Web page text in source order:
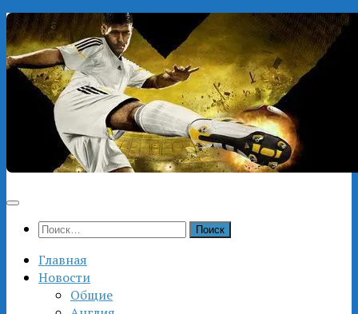
Перейти
к
содержимому
Найти:
Главная
Новости
Общие